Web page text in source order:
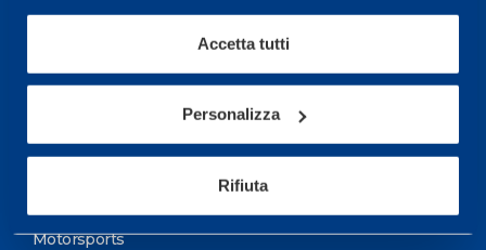
Accetta tutti
Personalizza
Rifiuta
Test di valutazione
Programmazione Allenamento
Calcio
Motorsports